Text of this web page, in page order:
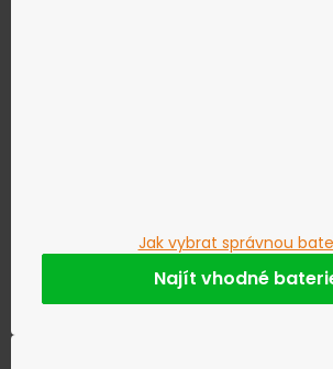
Jak vybrat správnou
Najít vhodné